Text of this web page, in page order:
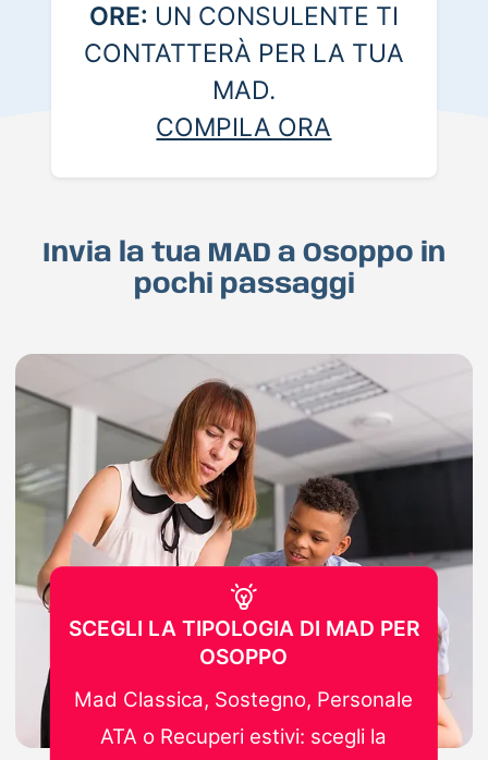
ORE: UN CONSULENTE TI
CONTATTERÀ PER LA TUA
MAD.
COMPILA ORA
Invia la tua MAD a Osoppo in
pochi passaggi
SCEGLI LA TIPOLOGIA DI MAD PER
OSOPPO
Mad Classica, Sostegno, Personale
ATA o Recuperi estivi: scegli la